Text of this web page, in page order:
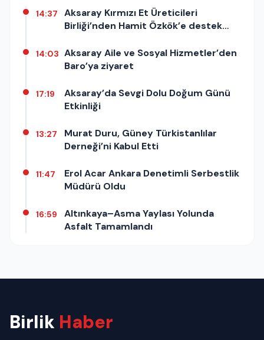
14:37
Aksaray Kırmızı Et Üreticileri
Birliği’nden Hamit Özkök’e destek
14:03 Aksaray Aile ve Sosyal Hizmetler’den
Baro’ya ziyaret
17:19
Aksaray’da Sevgi Dolu Doğum Günü
Etkinliği
13:27
Murat Duru, Güney Türkistanlılar
Derneği’ni Kabul Etti
11:47
Erol Acar Ankara Denetimli Serbestlik
Müdürü Oldu
16:59
Altınkaya–Asma Yaylası Yolunda
Asfalt Tamamlandı
Birlik Haber